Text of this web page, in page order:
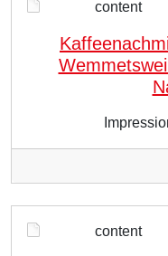
content
content